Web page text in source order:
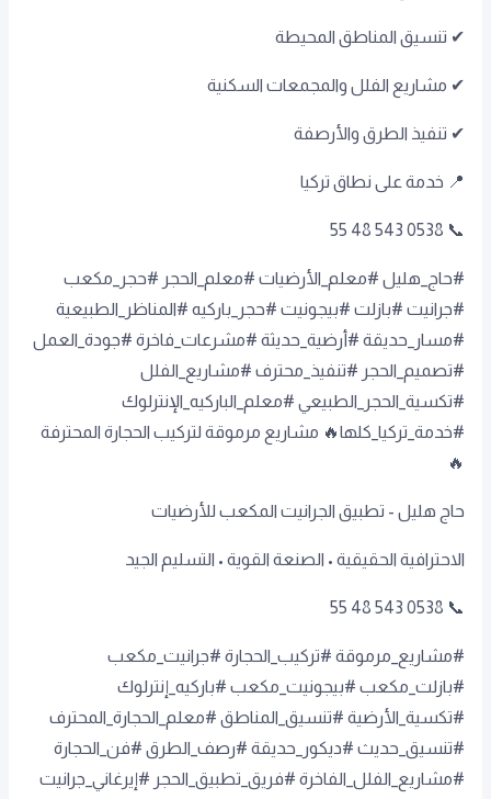
✔ تنسيق المناطق المحيطة
✔ مشاريع الفلل والمجمعات السكنية
✔ تنفيذ الطرق والأرصفة
📍 خدمة على نطاق تركيا
📞 0538 543 48 55
#حاج_هليل #معلم_الأرضيات #معلم_الحجر #حجر_مكعب
#جرانيت #بازلت #بيجونيت #حجر_باركيه #المناظر_الطبيعية
#مسار_حديقة #أرضية_حديثة #مشرعات_فاخرة #جودة_العمل
#تصميم_الحجر #تنفيذ_محترف #مشاريع_الفلل
#تكسية_الحجر_الطبيعي #معلم_الباركيه_الإنترلوك
#خدمة_تركيا_كلها🔥 مشاريع مرموقة لتركيب الحجارة المحترفة
🔥
حاج هليل - تطبيق الجرانيت المكعب للأرضيات
الاحترافية الحقيقية • الصنعة القوية • التسليم الجيد
📞 0538 543 48 55
#مشاريع_مرموقة #تركيب_الحجارة #جرانيت_مكعب
#بازلت_مكعب #بيجونيت_مكعب #باركيه_إنترلوك
#تكسية_الأرضية #تنسيق_المناطق #معلم_الحجارة_المحترف
#تنسيق_حديث #ديكور_حديقة #رصف_الطرق #فن_الحجارة
#مشاريع_الفلل_الفاخرة #فريق_تطبيق_الحجر #إيرغاني_جرانيت